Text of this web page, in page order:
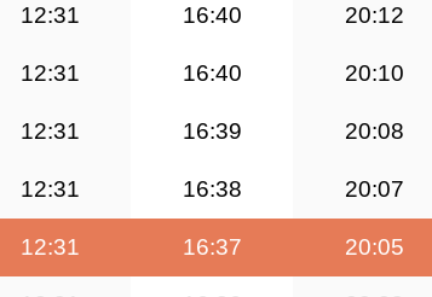
12:31 16:40 20:12
12:31 16:40 20:10
12:31 16:39 20:08
12:31 16:38 20:07
12:31 16:37 20:05